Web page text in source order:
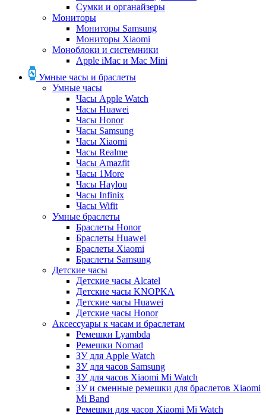
Сумки и органайзеры
Мониторы
Мониторы Samsung
Мониторы Xiaomi
Моноблоки и системники
Apple iMac и Mac Mini
Умные часы и браслеты
Умные часы
Часы Apple Watch
Часы Huawei
Часы Honor
Часы Samsung
Часы Xiaomi
Часы Realme
Часы Amazfit
Часы 1More
Часы Haylou
Часы Infinix
Часы Wifit
Умные браслеты
Браслеты Honor
Браслеты Huawei
Браслеты Xiaomi
Браслеты Samsung
Детские часы
Детские часы Alcatel
Детские часы KNOPKA
Детские часы Huawei
Детские часы Honor
Аксессуары к часам и браслетам
Ремешки Lyambda
Ремешки Nomad
ЗУ для Apple Watch
ЗУ для часов Samsung
ЗУ для часов Xiaomi Mi Watch
ЗУ и сменные ремешки для браслетов Xiaomi
Mi Band
Ремешки для часов Xiaomi Mi Watch